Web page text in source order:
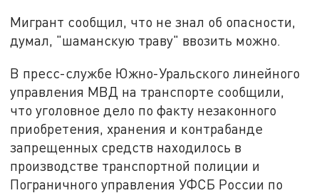
Мигрант сообщил, что не знал об опасности,
думал, "шаманскую траву" ввозить можно.
В пресс-службе Южно-Уральского линейного
управления МВД на транспорте сообщили,
что уголовное дело по факту незаконного
приобретения, хранения и контрабанде
запрещенных средств находилось в
производстве транспортной полиции и
Пограничного управления УФСБ России по